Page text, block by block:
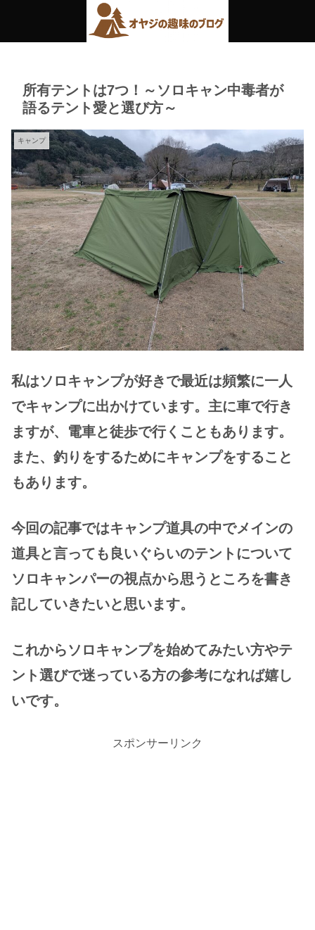
所有テントは7つ！～ソロキャン中毒者が
語るテント愛と選び方～
キャンプ
私はソロキャンプが好きで最近は頻繁に一人
でキャンプに出かけています。主に車で行き
ますが、電車と徒歩で行くこともあります。
また、釣りをするためにキャンプをすること
もあります。
今回の記事ではキャンプ道具の中でメインの
道具と言っても良いぐらいのテントについて
ソロキャンパーの視点から思うところを書き
記していきたいと思います。
これからソロキャンプを始めてみたい方やテ
ント選びで迷っている方の参考になれば嬉し
いです。
スポンサーリンク